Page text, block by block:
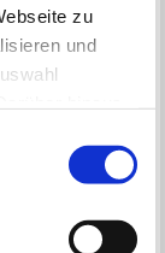
zu
und
die Gefahr,
von
sich mit